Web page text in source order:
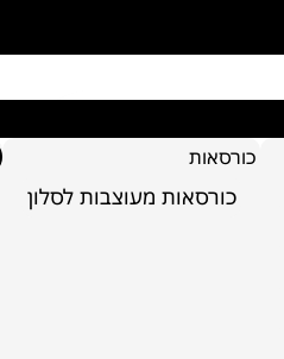
כורסאות
כורסאות מעוצבות לסלון